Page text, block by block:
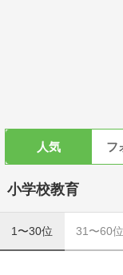
人気 フ
小学校教育
1〜30位 31〜60位